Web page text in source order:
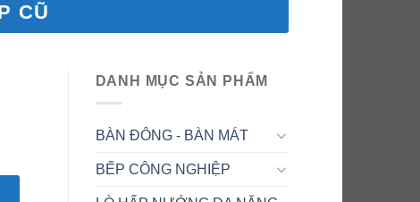
CŨ
DANH MỤC SẢN PHẨM
BÀN ĐÔNG - BÀN MÁT
BẾP CÔNG NGHIỆP